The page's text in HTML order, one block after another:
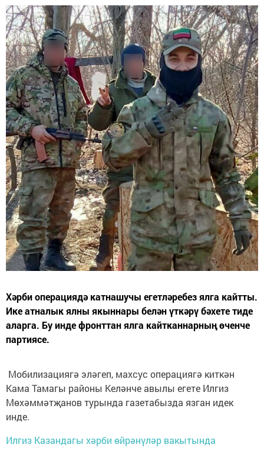
Хәрби операциядә катнашучы егетләребез ялга кайтты.
Ике атналык ялны якыннары белән үткәрү бәхете тиде
аларга. Бу инде фронттан ялга кайтканнарның өченче
партиясе.
Мобилизациягә эләгеп, махсус операциягә киткән
Кама Тамагы районы Келәнче авылы егете Илгиз
Мөхәммәтҗанов турында газетабызда язган идек
инде.
Илгиз Казандагы хәрби өйрәнүләр вакытында